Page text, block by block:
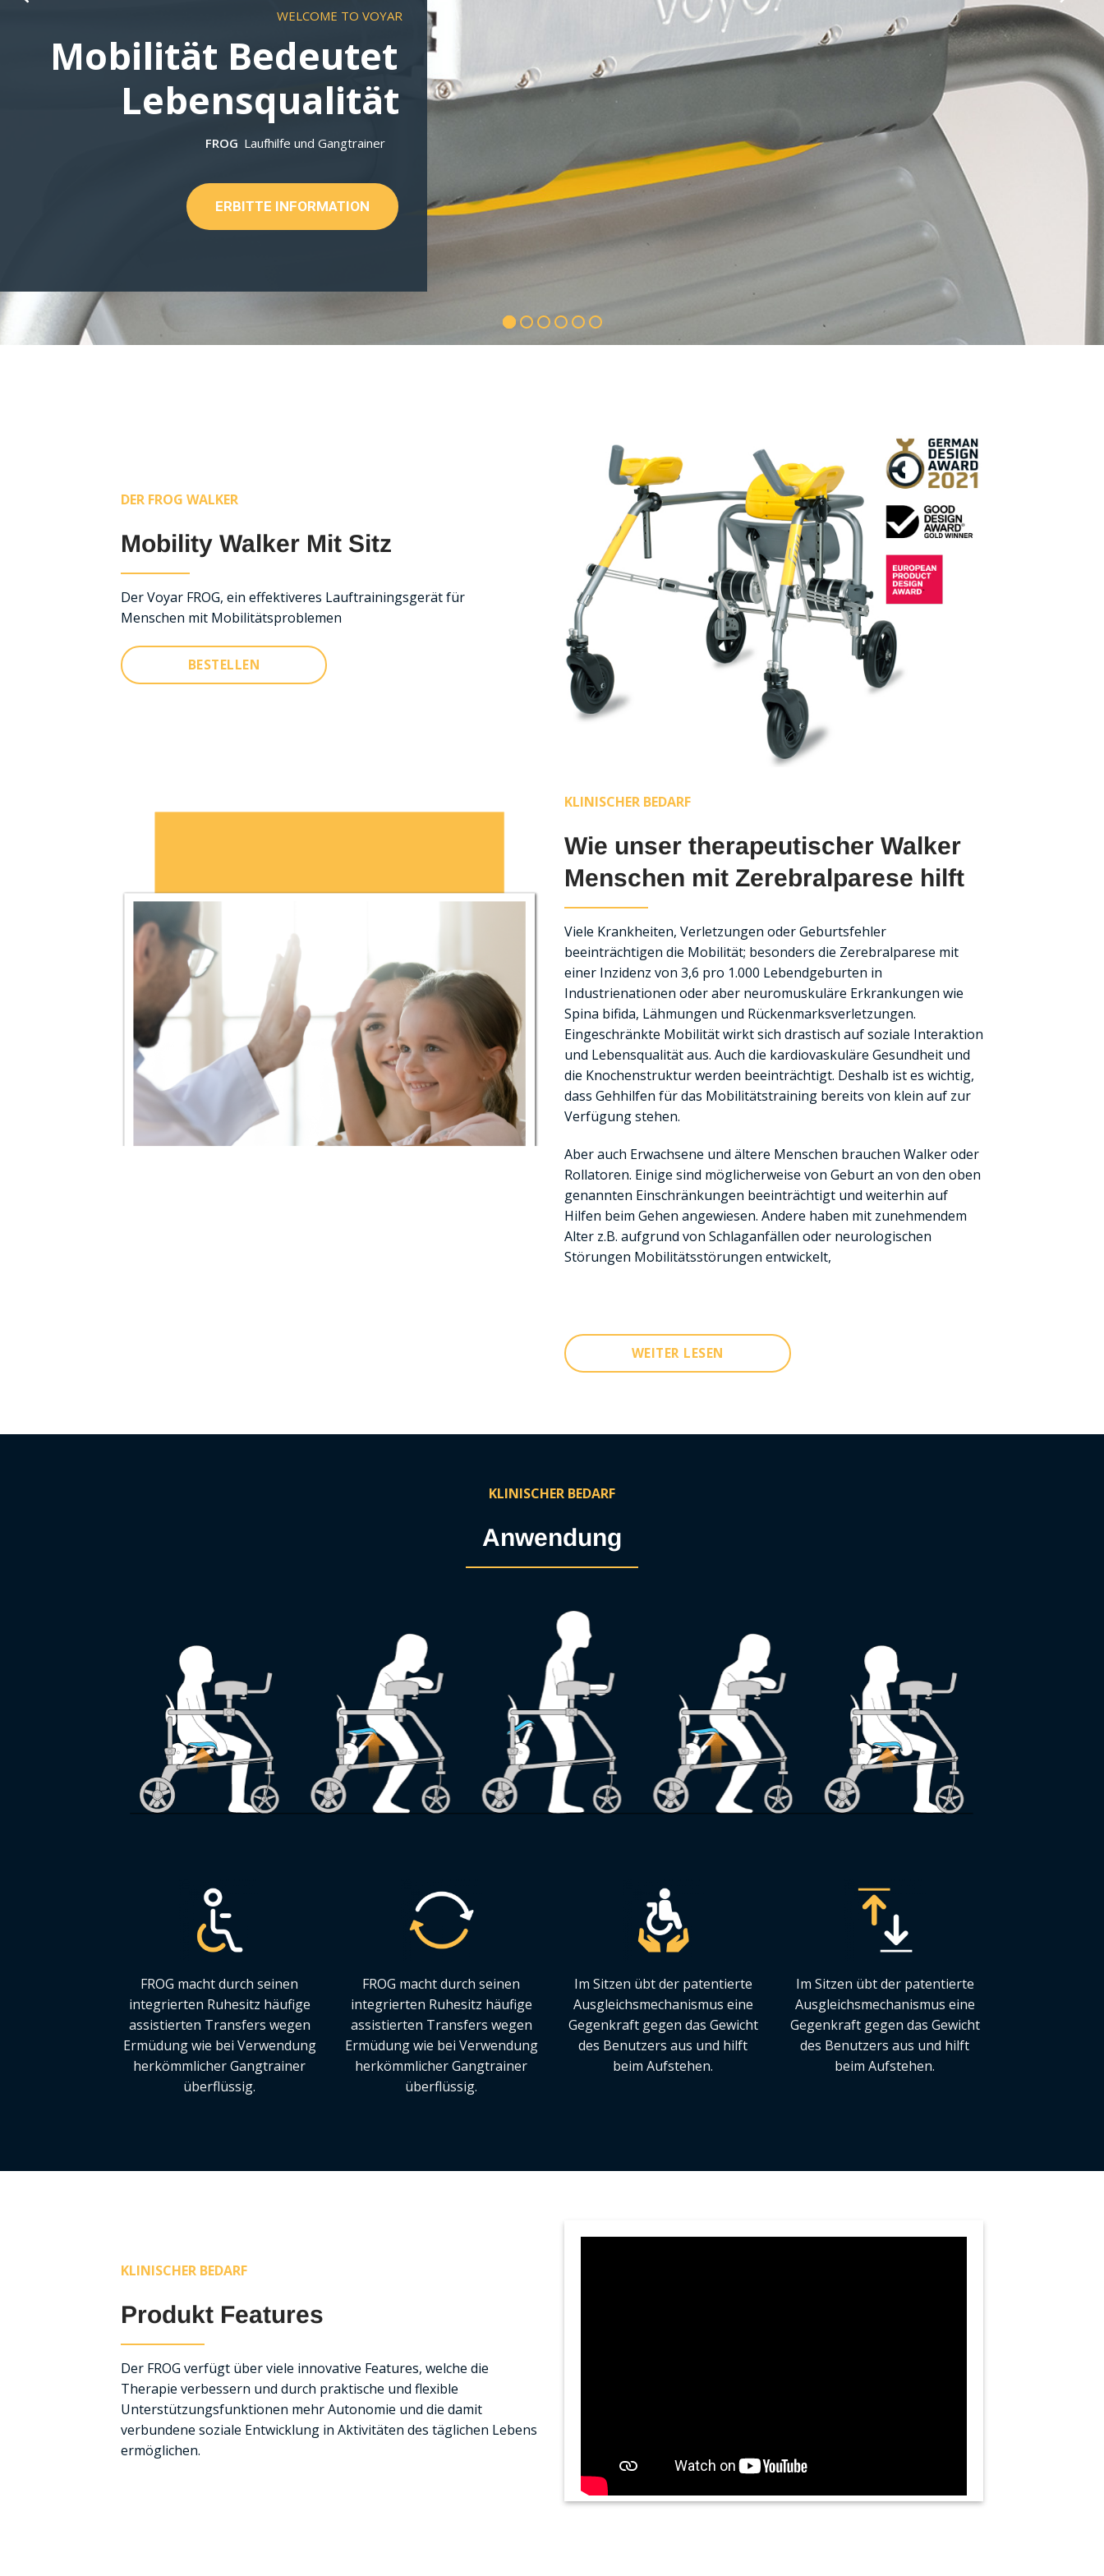
WELCOME TO VOYAR
Mobilität Bedeutet
Lebensqualität
FROG Laufhilfe und Gangtrainer
ERBITTE INFORMATION
DER FROG WALKER
Mobility Walker Mit Sitz
Der Voyar FROG, ein effektiveres Lauftrainingsgerät für
Menschen mit Mobilitätsproblemen
BESTELLEN
KLINISCHER BEDARF
Wie unser therapeutischer Walker
Menschen mit Zerebralparese hilft
Viele Krankheiten, Verletzungen oder Geburtsfehler
beeinträchtigen die Mobilität; besonders die Zerebralparese mit
einer Inzidenz von 3,6 pro 1.000 Lebendgeburten in
Industrienationen oder aber neuromuskuläre Erkrankungen wie
Spina bifida, Lähmungen und Rückenmarksverletzungen.
Eingeschränkte Mobilität wirkt sich drastisch auf soziale Interaktion
und Lebensqualität aus. Auch die kardiovaskuläre Gesundheit und
die Knochenstruktur werden beeinträchtigt. Deshalb ist es wichtig,
dass Gehhilfen für das Mobilitätstraining bereits von klein auf zur
Verfügung stehen.
Aber auch Erwachsene und ältere Menschen brauchen Walker oder
Rollatoren. Einige sind möglicherweise von Geburt an von den oben
genannten Einschränkungen beeinträchtigt und weiterhin auf
Hilfen beim Gehen angewiesen. Andere haben mit zunehmendem
Alter z.B. aufgrund von Schlaganfällen oder neurologischen
Störungen Mobilitätsstörungen entwickelt,
WEITER LESEN
KLINISCHER BEDARF
Anwendung
FROG macht durch seinen
integrierten Ruhesitz häufige
assistierten Transfers wegen
Ermüdung wie bei Verwendung
herkömmlicher Gangtrainer
überflüssig.
FROG macht durch seinen
integrierten Ruhesitz häufige
assistierten Transfers wegen
Ermüdung wie bei Verwendung
herkömmlicher Gangtrainer
überflüssig.
Im Sitzen übt der patentierte
Ausgleichsmechanismus eine
Gegenkraft gegen das Gewicht
des Benutzers aus und hilft
beim Aufstehen.
Im Sitzen übt der patentierte
Ausgleichsmechanismus eine
Gegenkraft gegen das Gewicht
des Benutzers aus und hilft
beim Aufstehen.
KLINISCHER BEDARF
Produkt Features
Der FROG verfügt über viele innovative Features, welche die
Therapie verbessern und durch praktische und flexible
Unterstützungsfunktionen mehr Autonomie und die damit
verbundene soziale Entwicklung in Aktivitäten des täglichen Lebens
ermöglichen.